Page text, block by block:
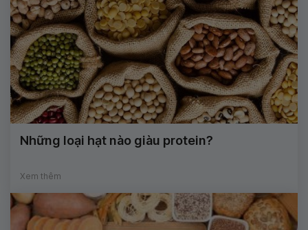
Những loại hạt nào giàu protein?
Xem thêm